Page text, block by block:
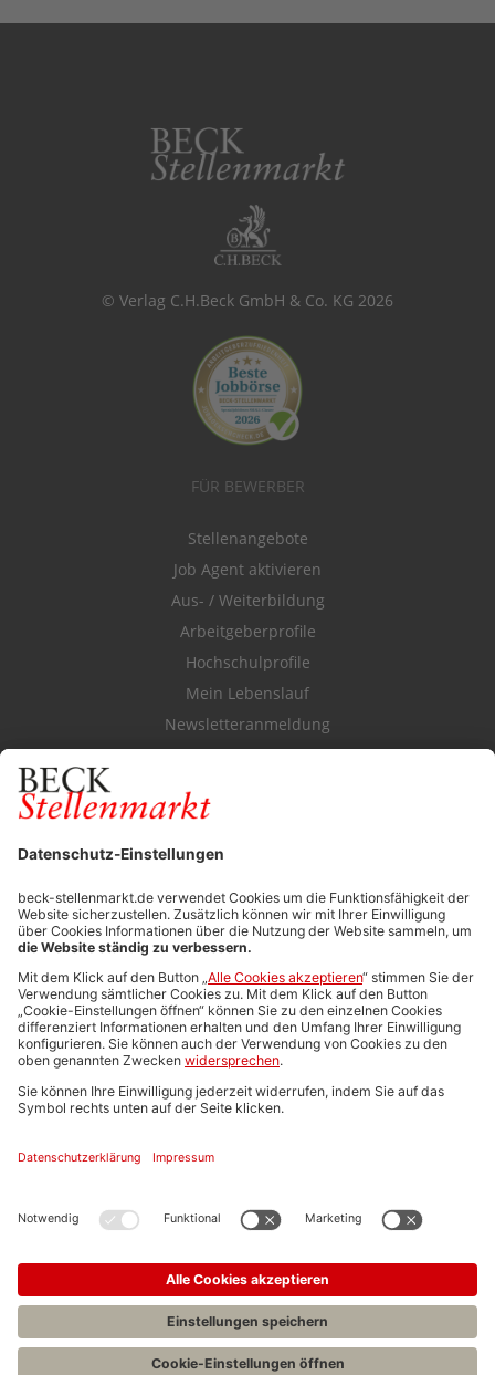
© Verlag C.H.Beck GmbH & Co. KG 2026
FÜR BEWERBER
Stellenangebote
Job Agent aktivieren
Aus- / Weiterbildung
Arbeitgeberprofile
Hochschulprofile
Mein Lebenslauf
Newsletteranmeldung
Durchsuchen Sie den Stellenkatalog
FÜR ARBEITGEBER
Stellenmarktpreise
Anzeigen-AGB
Media-Daten
Newsletteranmeldung
Produktübersicht
ALLGEMEIN
FAQs
Impressum
Stellenangebote C.H.BECK